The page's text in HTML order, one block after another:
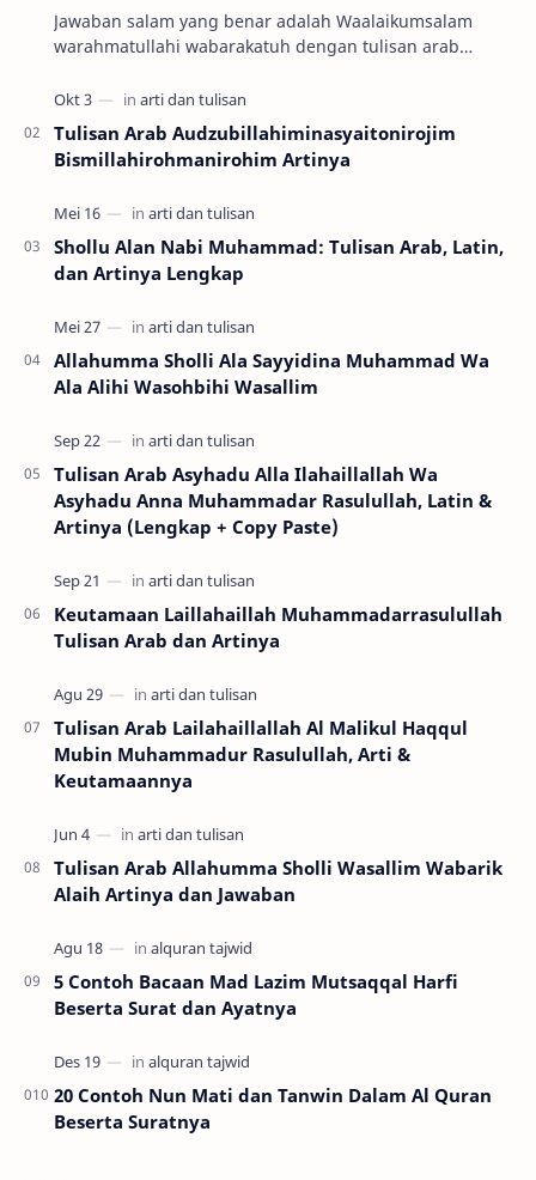
Jawaban salam yang benar adalah Waalaikumsalam
warahmatullahi wabarakatuh dengan tulisan arab
Tulisan Arab Audzubillahiminasyaitonirojim
Bismillahirohmanirohim Artinya
Shollu Alan Nabi Muhammad: Tulisan Arab, Latin,
dan Artinya Lengkap
Allahumma Sholli Ala Sayyidina Muhammad Wa
Ala Alihi Wasohbihi Wasallim
Tulisan Arab Asyhadu Alla Ilahaillallah Wa
Asyhadu Anna Muhammadar Rasulullah, Latin &
Artinya (Lengkap + Copy Paste)
Keutamaan Laillahaillah Muhammadarrasulullah
Tulisan Arab dan Artinya
Tulisan Arab Lailahaillallah Al Malikul Haqqul
Mubin Muhammadur Rasulullah, Arti &
Keutamaannya
Tulisan Arab Allahumma Sholli Wasallim Wabarik
Alaih Artinya dan Jawaban
5 Contoh Bacaan Mad Lazim Mutsaqqal Harfi
Beserta Surat dan Ayatnya
20 Contoh Nun Mati dan Tanwin Dalam Al Quran
Beserta Suratnya